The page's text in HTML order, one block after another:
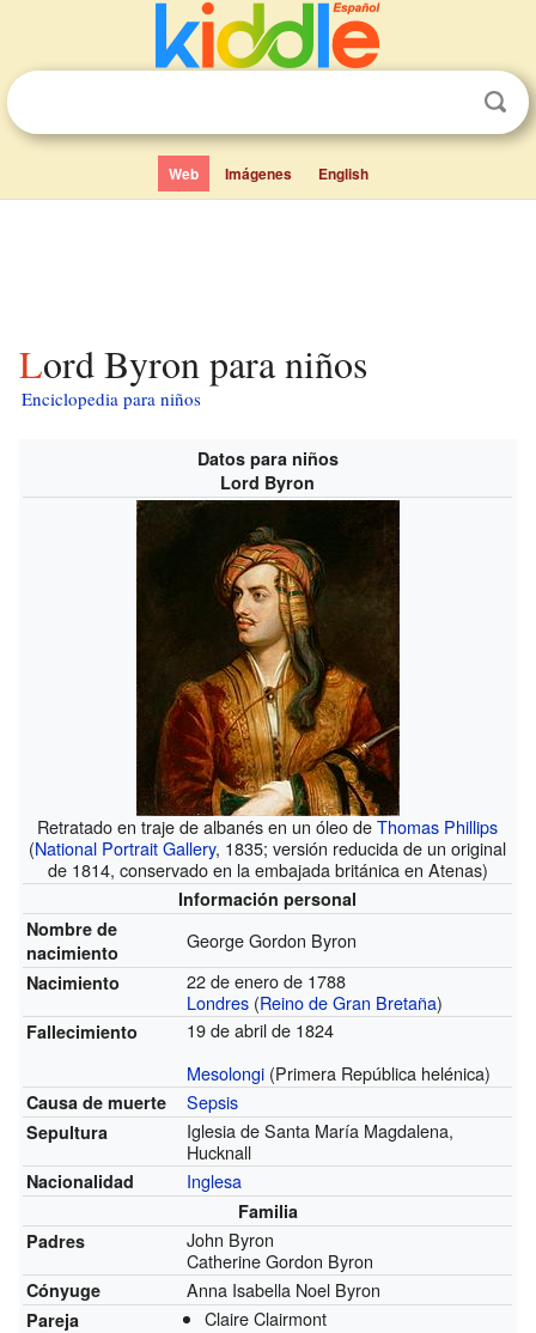
Web Imágenes English
Lord Byron para niños
Enciclopedia para niños
Datos para niños
Lord Byron
Retratado en traje de albanés en un óleo deThomas Phillips
(National Portrait Gallery, 1835; versión reducida de un original
de 1814, conservado en la embajada británica en Atenas)
Información personal
Nombre de
nacimiento
George Gordon Byron
Nacimiento
22 de enero de 1788
Londres (Reino de Gran Bretaña)
Fallecimiento
19 de abril de 1824
Mesolongi (Primera República helénica)
Causa de muerte Sepsis
Sepultura
Iglesia de Santa María Magdalena,
Hucknall
Nacionalidad Inglesa
Familia
Padres
John Byron
Catherine Gordon Byron
Cónyuge Anna Isabella Noel Byron
Pareja
Claire Clairmont